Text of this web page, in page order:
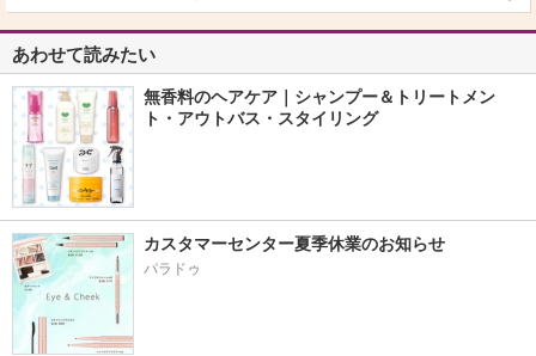
あわせて読みたい
無香料のヘアケア｜シャンプー＆トリートメン
ト・アウトバス・スタイリング
カスタマーセンター夏季休業のお知らせ
パラドゥ